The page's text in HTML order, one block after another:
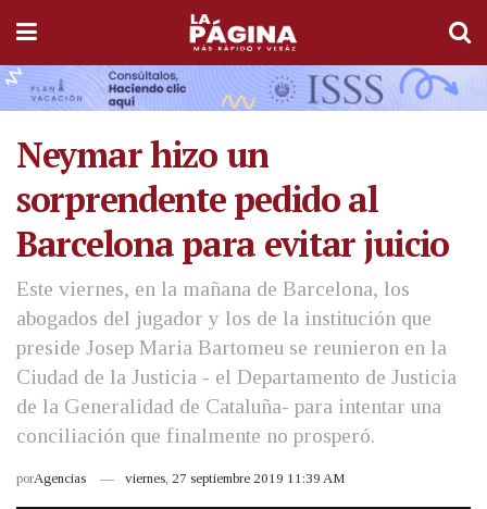
Neymar hizo un
sorprendente pedido al
Barcelona para evitar juicio
Este viernes, en la mañana de Barcelona, los
abogados del jugador y los de la institución que
preside Josep Maria Bartomeu se reunieron en la
Ciudad de la Justicia - el Departamento de Justicia
de la Generalidad de Cataluña- para intentar una
conciliación que finalmente no prosperó.
porAgencias viernes, 27 septiembre 2019 11:39 AM